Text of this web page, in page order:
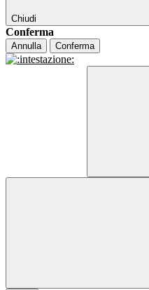
Chiudi
Conferma
Annulla Conferma